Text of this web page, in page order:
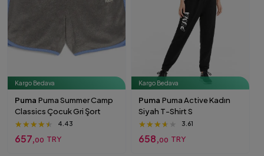
Kargo Bedava
Puma Puma Summer Camp
Classics Çocuk Gri Şort
★★★★★
★★★★★
★★★★★ 4.43
657,00 TRY
Kargo Bedava
Puma Puma Active Kadın
Siyah T-Shirt S
★★★★★
★★★★★
★★★★★ 3.61
658,00 TRY